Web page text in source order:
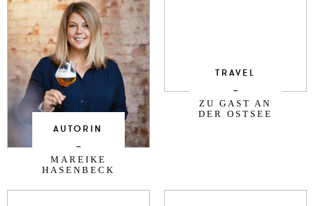
AUTORIN
MAREIKE
HASENBECK
TRAVEL
ZU GAST AN
DER OSTSEE